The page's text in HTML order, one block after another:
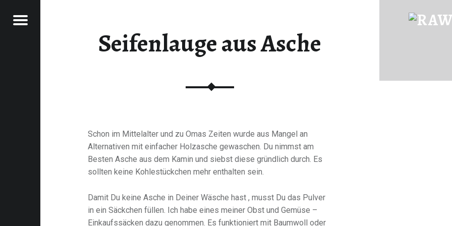
RAWFOOD-AND-MORE
Menu
Seifenlauge aus Asche
Schon im Mittelalter und zu Omas Zeiten wurde aus Mangel an
Alternativen mit einfacher Holzasche gewaschen. Du nimmst am
Besten Asche aus dem Kamin und siebst diese gründlich durch. Es
sollten keine Kohlestückchen mehr enthalten sein.
Damit Du keine Asche in Deiner Wäsche hast , musst Du das Pulver
in ein Säckchen füllen. Ich habe eines meiner Obst und Gemüse –
Einkaufssäcken dazu genommen. Es funktioniert mit Baumwoll oder